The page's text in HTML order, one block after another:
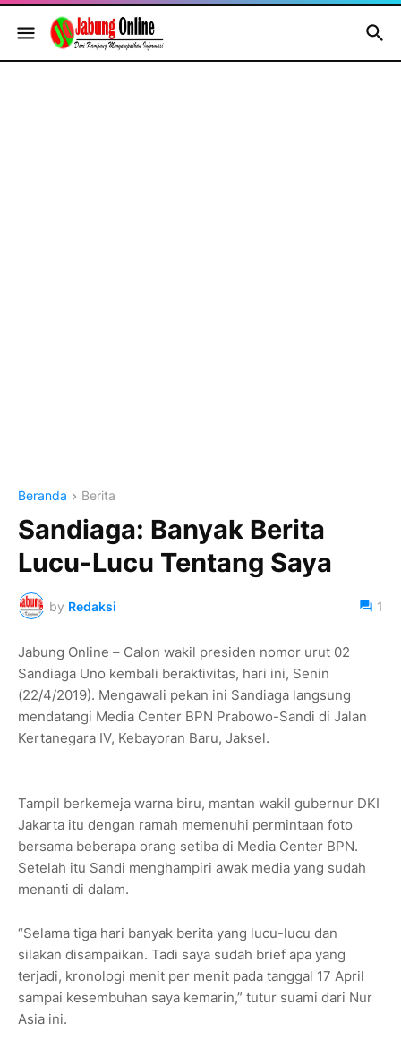
Beranda Berita
Sandiaga: Banyak Berita
Lucu-Lucu Tentang Saya
by Redaksi 1
Jabung Online – Calon wakil presiden nomor urut 02
Sandiaga Uno kembali beraktivitas, hari ini, Senin
(22/4/2019). Mengawali pekan ini Sandiaga langsung
mendatangi Media Center BPN Prabowo-Sandi di Jalan
Kertanegara IV, Kebayoran Baru, Jaksel.
Tampil berkemeja warna biru, mantan wakil gubernur DKI
Jakarta itu dengan ramah memenuhi permintaan foto
bersama beberapa orang setiba di Media Center BPN.
Setelah itu Sandi menghampiri awak media yang sudah
menanti di dalam.
“Selama tiga hari banyak berita yang lucu-lucu dan
silakan disampaikan. Tadi saya sudah brief apa yang
terjadi, kronologi menit per menit pada tanggal 17 April
sampai kesembuhan saya kemarin,” tutur suami dari Nur
Asia ini.